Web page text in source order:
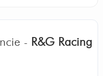
- R&G Racing